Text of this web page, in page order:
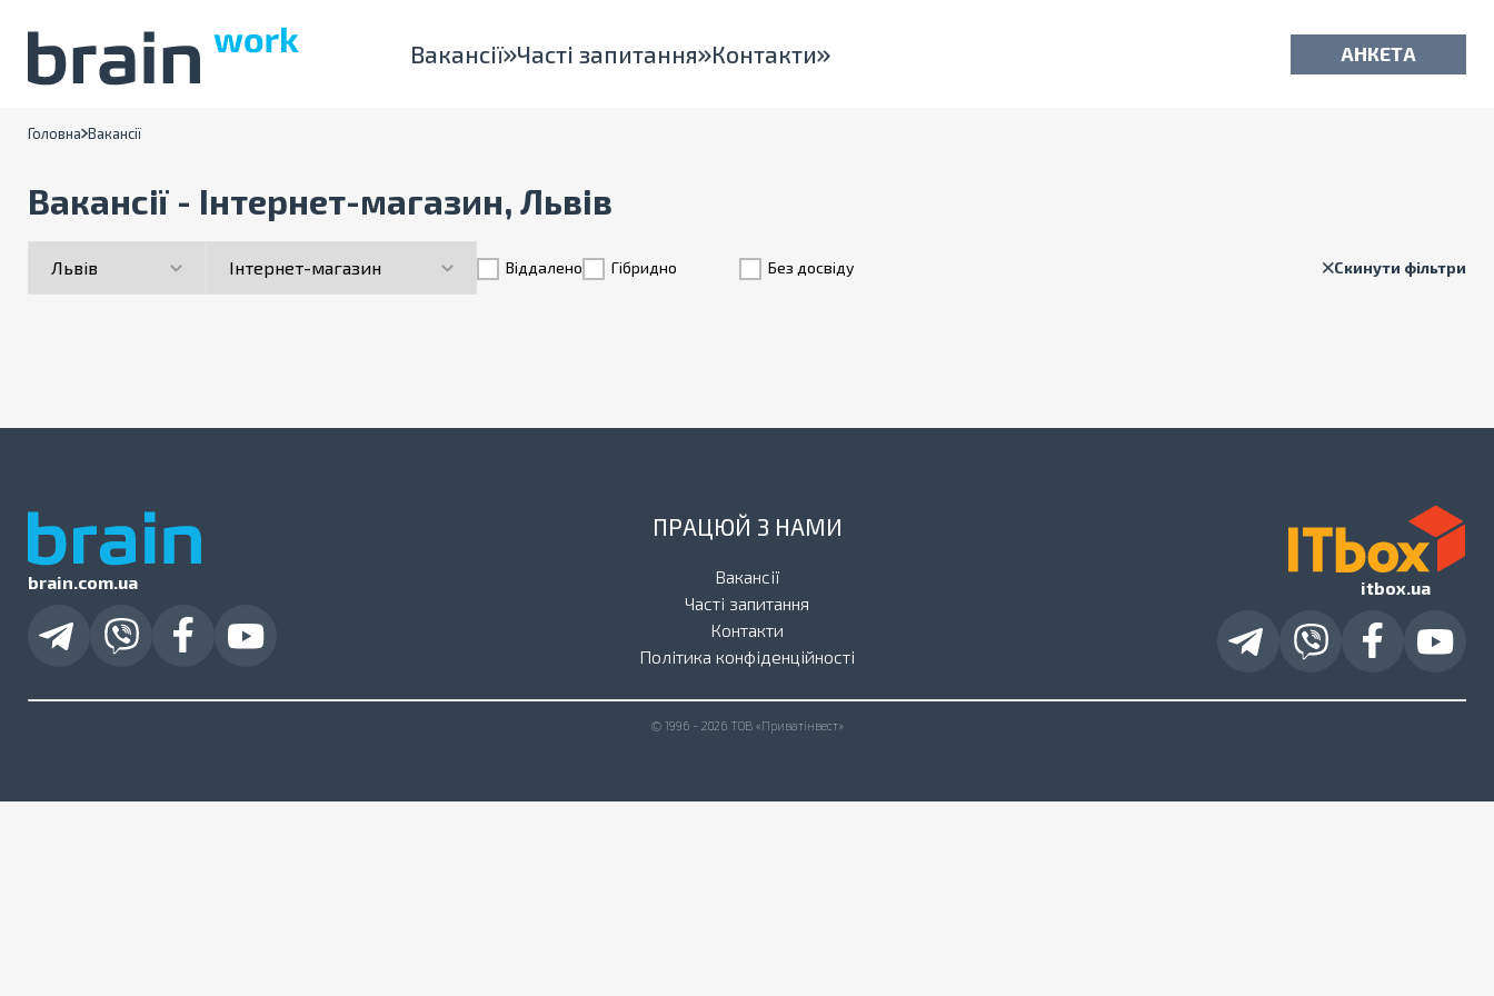
Вакансії Часті запитання Контакти АНКЕТА
Головна Вакансії
Вакансії - Інтернет-магазин, Львів
Віддалено Гiбридно Без досвіду Скинути фільтри
brain.com.ua
ПРАЦЮЙ З НАМИ
Вакансії
Часті запитання
Контакти
Політика конфіденційності
itbox.ua
© 1996 - 2026 ТОВ «Приватінвест»